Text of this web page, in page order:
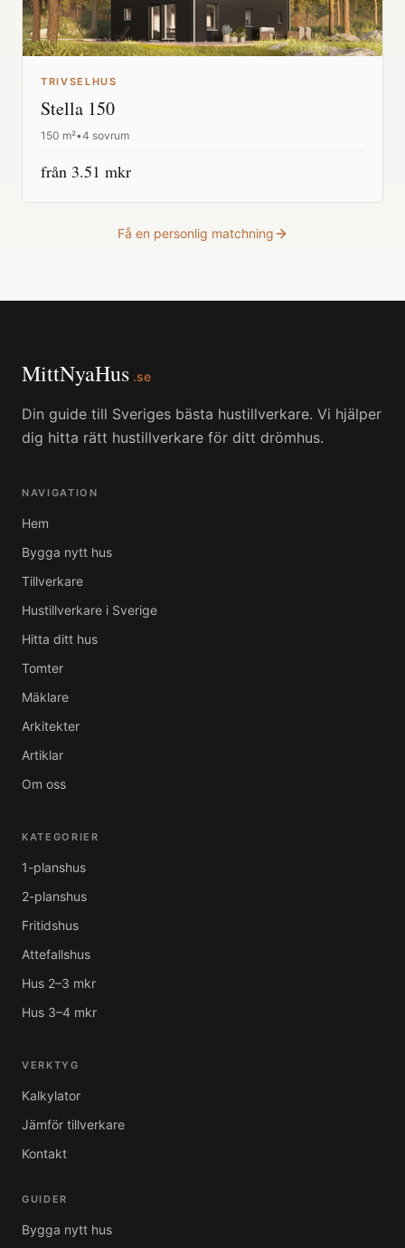
TRIVSELHUS
Stella 150
150 m²•4 sovrum
från 3.51 mkr
Få en personlig matchning
MittNyaHus .se
Din guide till Sveriges bästa hustillverkare. Vi hjälper
dig hitta rätt hustillverkare för ditt drömhus.
NAVIGATION
Hem
Bygga nytt hus
Tillverkare
Hustillverkare i Sverige
Hitta ditt hus
Tomter
Mäklare
Arkitekter
Artiklar
Om oss
KATEGORIER
1-planshus
2-planshus
Fritidshus
Attefallshus
Hus 2–3 mkr
Hus 3–4 mkr
VERKTYG
Kalkylator
Jämför tillverkare
Kontakt
GUIDER
Bygga nytt hus